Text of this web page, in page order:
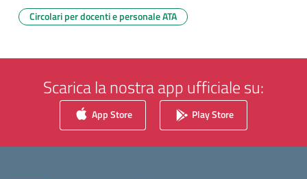
Circolari per docenti e personale ATA
Scarica la nostra app ufficiale su:
App Store Play Store